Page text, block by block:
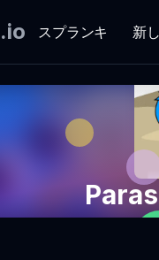
.io スプランキ 新